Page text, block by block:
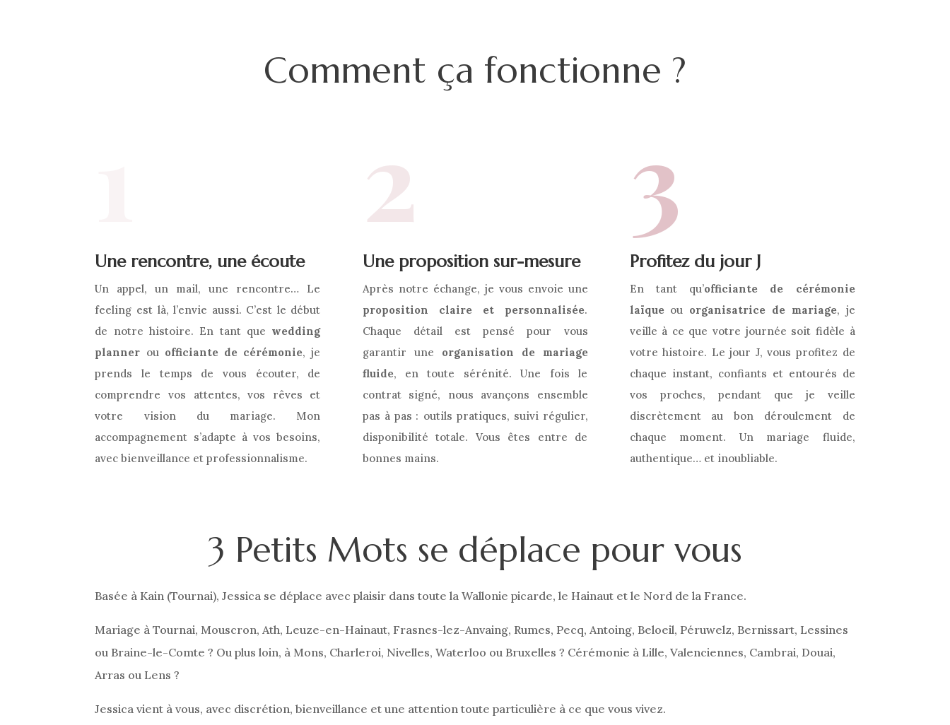
Comment ça fonctionne ?
Une rencontre, une écoute
Un appel,un mail,une rencontre… Le
feeling est là,l’envie aussi. C’est le début
de notrehistoire. En tant que wedding
planner ou officiante de cérémonie,je
prendsle temps devous écouter, de
comprendre vos attentes,vos rêves et
votre vision du mariage. Mon
accompagnement s’adapte àvosbesoins,
avecbienveillance etprofessionnalisme.
2
Une proposition sur-mesure
Après notre échange, je vous envoie une
proposition claire et personnalisée.
Chaque détail estpensépour vous
garantir une organisation de mariage
fluide, en toute sérénité.Une foisle
contrat signé, nous avançons ensemble
pas à pas : outils pratiques, suivi régulier,
disponibilitétotale. Vous êtes entre de
bonnes mains.
3
Profitez du jour J
En tant qu’officiante de cérémonie
laïque ou organisatrice de mariage, je
veille à ce quevotre journée soit fidèle à
votrehistoire. Lejour J,vousprofitez de
chaque instant, confiants et entourés de
vos proches, pendant que je veille
discrètement aubon déroulement de
chaque moment. Un mariage fluide,
authentique… et inoubliable.
3 Petits Mots se déplace pour vous
Basée à Kain (Tournai), Jessica se déplace avec plaisir dans toute la Wallonie picarde, le Hainaut et le Nord de la France.
Mariage à Tournai, Mouscron, Ath, Leuze-en-Hainaut, Frasnes-lez-Anvaing, Rumes, Pecq, Antoing, Beloeil, Péruwelz, Bernissart, Lessines
ou Braine-le-Comte ? Ou plus loin, à Mons, Charleroi, Nivelles, Waterloo ou Bruxelles ? Cérémonie à Lille, Valenciennes, Cambrai, Douai,
Arras ou Lens ?
Jessica vient à vous, avec discrétion, bienveillance et une attention toute particulière à ce que vous vivez.